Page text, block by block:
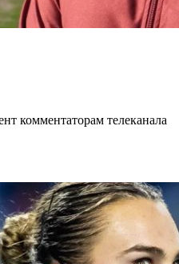
комментаторам телеканала